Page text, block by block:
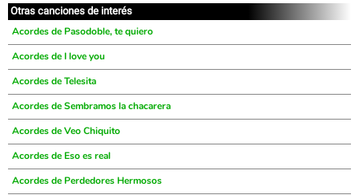
Otras canciones de interés
Acordes de Pasodoble, te quiero
Acordes de I love you
Acordes de Telesita
Acordes de Sembramos la chacarera
Acordes de Veo Chiquito
Acordes de Eso es real
Acordes de Perdedores Hermosos